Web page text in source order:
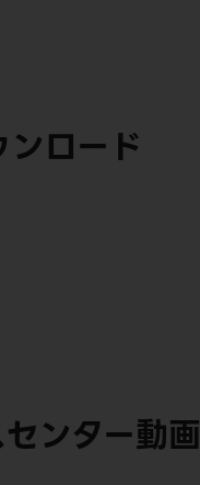
ロード
ンター動画